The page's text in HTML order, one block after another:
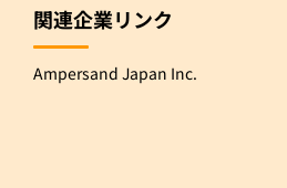
関連企業リンク
Ampersand Japan Inc.